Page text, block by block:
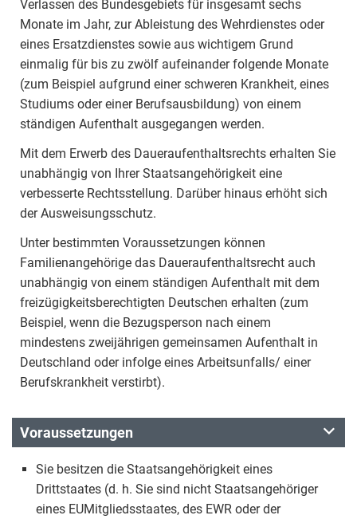
Verlassen des Bundesgebiets für insgesamt sechs
Monate im Jahr, zur Ableistung des Wehrdienstes oder
eines Ersatzdienstes sowie aus wichtigem Grund
einmalig für bis zu zwölf aufeinander folgende Monate
(zum Beispiel aufgrund einer schweren Krankheit, eines
Studiums oder einer Berufsausbildung) von einem
ständigen Aufenthalt ausgegangen werden.
Mit dem Erwerb des Daueraufenthaltsrechts erhalten Sie
unabhängig von Ihrer Staatsangehörigkeit eine
verbesserte Rechtsstellung. Darüber hinaus erhöht sich
der Ausweisungsschutz.
Unter bestimmten Voraussetzungen können
Familienangehörige das Daueraufenthaltsrecht auch
unabhängig von einem ständigen Aufenthalt mit dem
freizügigkeitsberechtigten Deutschen erhalten (zum
Beispiel, wenn die Bezugsperson nach einem
mindestens zweijährigen gemeinsamen Aufenthalt in
Deutschland oder infolge eines Arbeitsunfalls/ einer
Berufskrankheit verstirbt).
Voraussetzungen
Sie besitzen die Staatsangehörigkeit eines
Drittstaates (d. h. Sie sind nicht Staatsangehöriger
eines EUMitgliedsstaates, des EWR oder der